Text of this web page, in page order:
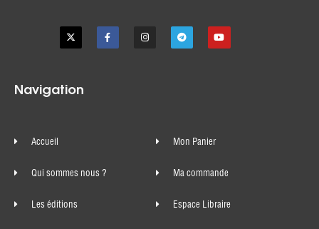
Navigation
Accueil
Qui sommes nous ?
Les éditions
Mon Panier
Ma commande
Espace Libraire